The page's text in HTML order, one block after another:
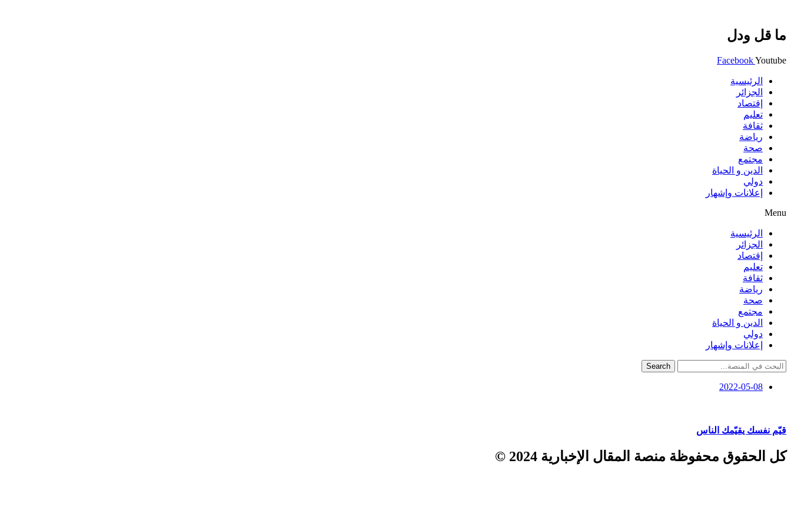
ما قل ودل
FacebookYoutube
الرئيسية
الجزائر
إقتصاد
تعليم
ثقافة
رياضة
صحة
مجتمع
الدين و الحياة
دولي
إعلانات وإشهار
Menu
الرئيسية
الجزائر
إقتصاد
تعليم
ثقافة
رياضة
صحة
مجتمع
الدين و الحياة
دولي
إعلانات وإشهار
Search
2022-05-08
قيّم نفسك يقيّمك الناس
كل الحقوق محفوظة منصة المقال الإخبارية 2024 ©